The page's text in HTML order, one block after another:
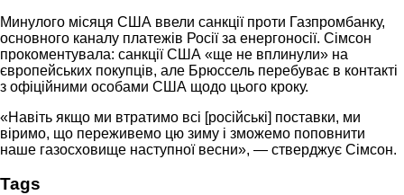
Минулого місяця США ввели санкції проти Газпромбанку,
основного каналу платежів Росії за енергоносії. Сімсон
прокоментувала: санкції США «ще не вплинули» на
європейських покупців, але Брюссель перебуває в контакті
з офіційними особами США щодо цього кроку.
«Навіть якщо ми втратимо всі [російські] поставки, ми
віримо, що переживемо цю зиму і зможемо поповнити
наше газосховище наступної весни», — стверджує Сімсон.
Tags